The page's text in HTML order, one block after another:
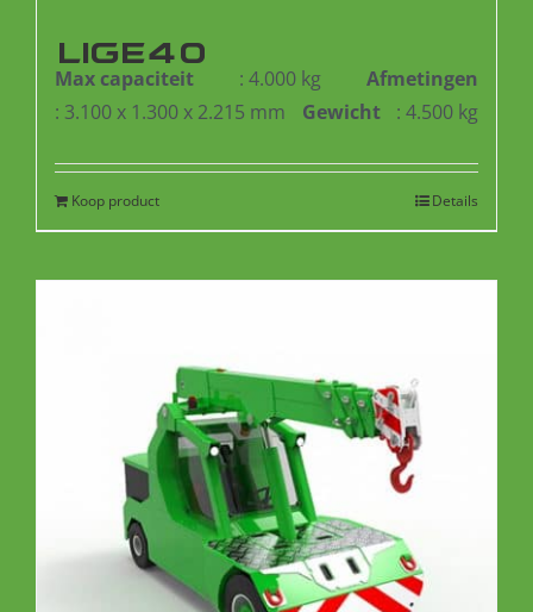
LIGE40
Max capaciteit : 4.000 kg
Afmetingen
: 3.100 x 1.300 x 2.215 mm
Gewicht : 4.500 kg
Koop product Details